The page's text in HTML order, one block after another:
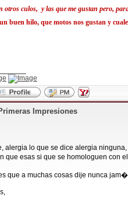
otros culos, y las que me gustan pero,
buen hilo, que motos nos gustan y
Impresiones
alergia lo que se dice alergia
que esas si que se homologuen con
que a muchas cosas dije nunca